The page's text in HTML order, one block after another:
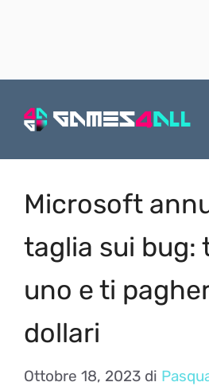
Microsoft
taglia sui bug:
uno e ti
dollari
Ottobre 18, 2023 di